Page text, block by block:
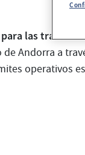
las
Andorra a
operativos